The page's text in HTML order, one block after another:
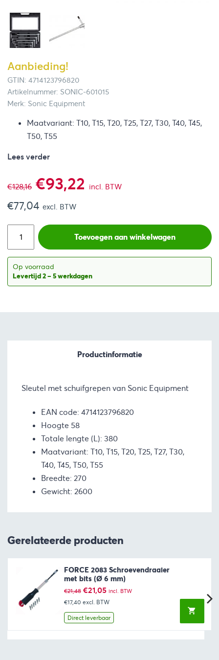
Aanbieding!
GTIN: 4714123796820
Artikelnummer: SONIC-601015
Merk: Sonic Equipment
Maatvariant: T10, T15, T20, T25, T27, T30, T40, T45,
T50, T55
Lees verder
€128,16 Oorspronkelijke
prijs
was:
€128,16.
€93,22 Huidige
is:
€93,22.
incl. BTW
€77,04 excl. BTW
Toevoegen aan winkelwagen
Op voorraad
Levertijd 2 – 5 werkdagen
Productinformatie
Sleutel met schuifgrepen van Sonic Equipment
EAN code: 4714123796820
Hoogte 58
Totale lengte (L): 380
Maatvariant: T10, T15, T20, T25, T27, T30,
T40, T45, T50, T55
Breedte: 270
Gewicht: 2600
Gerelateerde producten
FORCE 2083 Schroevendraaier
met bits (Ø 6 mm)
€21,48 Oorspronkelijke
prijs
was:
€21,48.
€21,05Huidige
prijs
is:
€21,05.
incl. BTW
€17,40 excl. BTW
Direct leverbaar